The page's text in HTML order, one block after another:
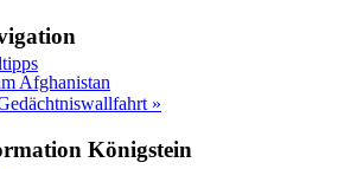
Afghanistan
»
Königstein